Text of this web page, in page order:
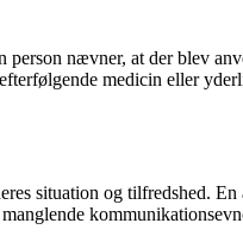
person nævner, at der blev
medicin eller
situation og tilfredshed. En